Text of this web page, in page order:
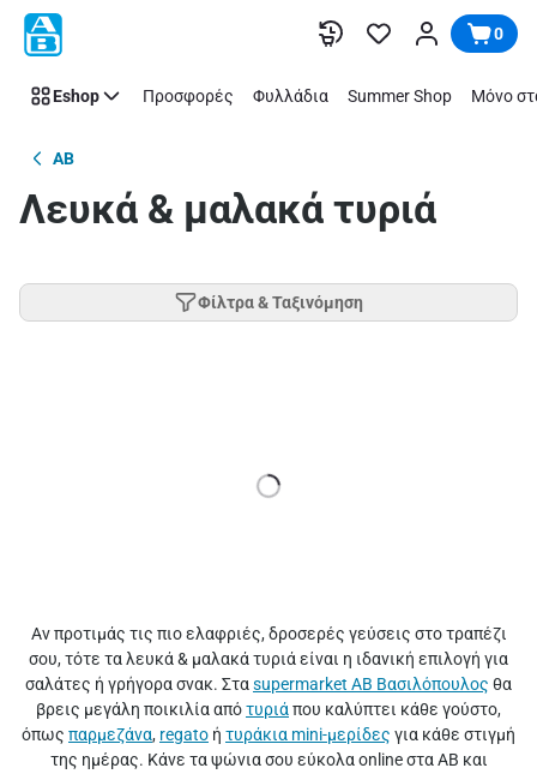
Παράλειψη 0
Eshop Προσφορές Φυλλάδια Summer Shop Μόνο
AB
Λευκά & μαλακά τυριά
Φίλτρα & Ταξινόμηση
Αν προτιμάς τις πιο ελαφριές, δροσερές γεύσεις στο τραπέζι
σου, τότε τα λευκά & μαλακά τυριά είναι η ιδανική επιλογή για
σαλάτες ή γρήγορα σνακ. Σταsupermarket ΑΒ Βασιλόπουλος θα
βρεις μεγάλη ποικιλία απότυριάπου καλύπτει κάθε γούστο,
όπως παρμεζάνα, regato ή τυράκια mini-μερίδες για κάθε στιγμή
της ημέρας. Κάνε τα ψώνια σου εύκολα online στα ΑΒ και